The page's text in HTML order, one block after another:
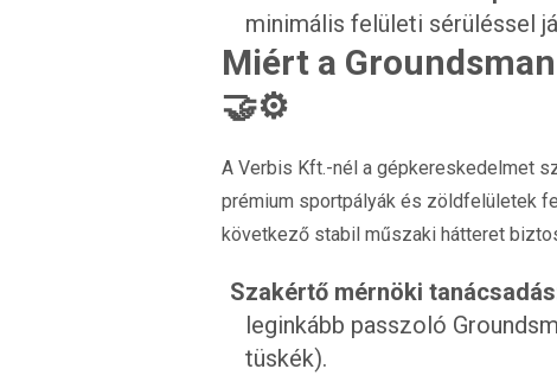
minimális felületi sérüléssel
Miért a
🤝⚙️
A Verbis Kft.-nél a gépkereskedelmet
prémium sportpályák és zöldfelületek
következő stabil műszaki hátteret
Szakértő mérnöki
leginkább passzoló
tüskék).